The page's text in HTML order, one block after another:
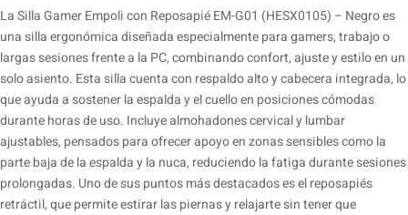
La Silla Gamer Empoli con Reposapié EM-G01 (HESX0105) – Negro es
una silla ergonómica diseñada especialmente para gamers, trabajo o
largas sesiones frente a la PC, combinando confort, ajuste y estilo en un
solo asiento. Esta silla cuenta con respaldo alto y cabecera integrada, lo
que ayuda a sostener la espalda y el cuello en posiciones cómodas
durante horas de uso. Incluye almohadones cervical y lumbar
ajustables, pensados para ofrecer apoyo en zonas sensibles como la
parte baja de la espalda y la nuca, reduciendo la fatiga durante sesiones
prolongadas. Uno de sus puntos más destacados es el reposapiés
retráctil, que permite estirar las piernas y relajarte sin tener que